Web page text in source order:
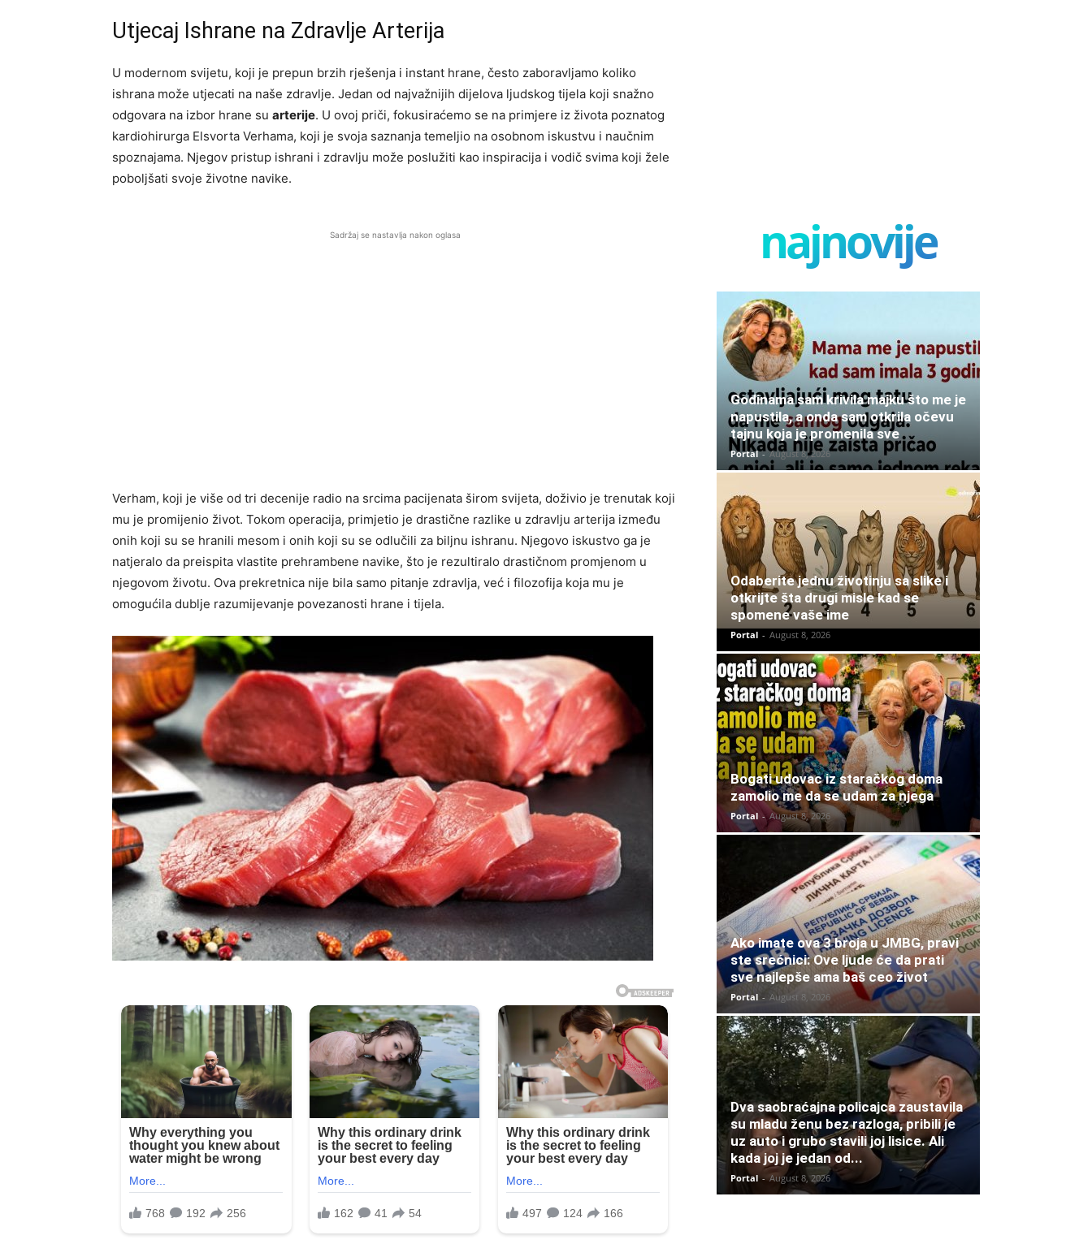
Utjecaj Ishrane na Zdravlje Arterija
U modernom svijetu, koji je prepun brzih rješenja i instant hrane, često zaboravljamo koliko
ishrana može utjecati na naše zdravlje. Jedan od najvažnijih dijelova ljudskog tijela koji snažno
odgovara na izbor hrane su arterije. U ovoj priči, fokusiraćemo se na primjere iz života poznatog
kardiohirurga Elsvorta Verhama, koji je svoja saznanja temeljio na osobnom iskustvu i naučnim
spoznajama. Njegov pristup ishrani i zdravlju može poslužiti kao inspiracija i vodič svima koji žele
poboljšati svoje životne navike.
Sadržaj se nastavlja nakon oglasa
Verham, koji je više od tri decenije radio na srcima pacijenata širom svijeta, doživio je trenutak koji
mu je promijenio život. Tokom operacija, primjetio je drastične razlike u zdravlju arterija između
onih koji su se hranili mesom i onih koji su se odlučili za biljnu ishranu. Njegovo iskustvo ga je
natjeralo da preispita vlastite prehrambene navike, što je rezultiralo drastičnom promjenom u
njegovom životu. Ova prekretnica nije bila samo pitanje zdravlja, već i filozofija koja mu je
omogućila dublje razumijevanje povezanosti hrane i tijela.
najnovije
Godinama sam krivila majku što me je
napustila, a onda sam otkrila očevu
tajnu koja je promenila sve
Portal - August 8, 2026
Odaberite jednu životinju sa slike i
otkrijte šta drugi misle kad se
spomene vaše ime
Portal - August 8, 2026
Bogati udovac iz staračkog doma
zamolio me da se udam za njega
Portal - August 8, 2026
Ako imate ova 3 broja u JMBG, pravi
ste srećnici: Ove ljude će da prati
sve najlepše ama baš ceo život
Portal - August 8, 2026
Dva saobraćajna policajca zaustavila
su mladu ženu bez razloga, pribili je
uz auto i grubo stavili joj lisice. Ali
kada joj je jedan od...
Portal - August 8, 2026